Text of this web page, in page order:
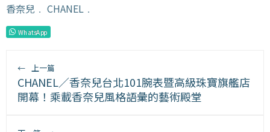
香奈兒 ﹒ CHANEL ﹒
WhatsApp
← 上一篇
CHANEL／香奈兒台北101腕表暨高級珠寶旗艦店
開幕！乘載香奈兒風格語彙的藝術殿堂